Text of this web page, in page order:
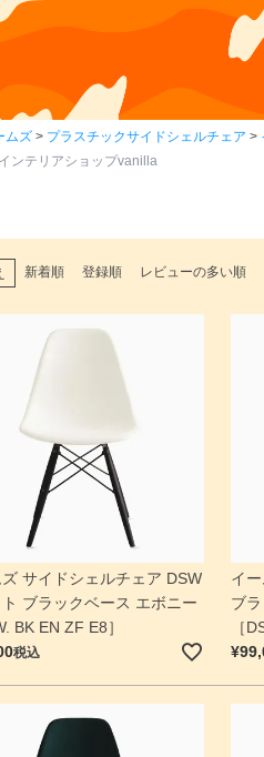
ムズ プラスチックサイドシェルチェア
ンテリアショップvanilla
新着順 登録順 レビューの多い順
サイドシェルチェア DSW
ブラックベース エボニー
BK EN ZF E8］
税込
イ
ブ
［
¥